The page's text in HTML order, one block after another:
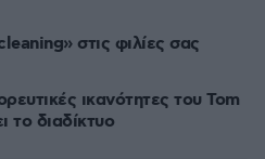
στις φιλίες σας
ικανότητες του Tom
το διαδίκτυο